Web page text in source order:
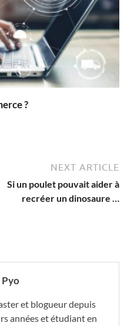
?
NEXT ARTICLE
Si un poulet pouvait aider à
recréer un dinosaure …
et blogueur depuis
années et étudiant en